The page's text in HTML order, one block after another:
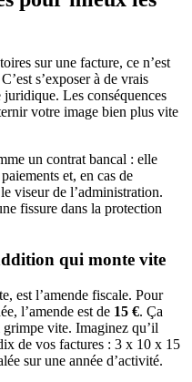
sur une facture, ce n’est
s’exposer à de vrais
Les conséquences
votre image bien plus vite
un contrat bancal : elle
et, en cas de
viseur de l’administration.
fissure dans la protection
qui monte vite
est l’amende fiscale. Pour
l’amende est de 15 €. Ça
vite. Imaginez qu’il
de vos factures : 3 x 10 x 15
sur une année d’activité.